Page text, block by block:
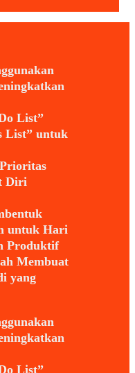
List”
List” untuk
Diri
untuk Hari
Produktif
Membuat
yang
List”